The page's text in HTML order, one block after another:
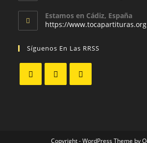
Estamos en Cádiz, España
https://www.tocapartituras.org
Síguenos En Las RRSS
Copyright - WordPress Theme by